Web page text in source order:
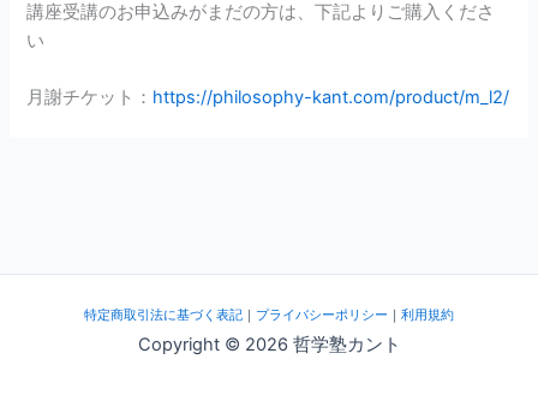
講座受講のお申込みがまだの方は、下記よりご購入くださ
い
月謝チケット： https://philosophy-kant.com/product/m_l2/
特定商取引法に基づく表記 ｜ プライバシーポリシー ｜ 利用規約
Copyright © 2026 哲学塾カント